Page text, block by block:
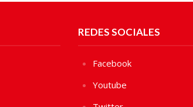
REDES SOCIALES
Facebook
Youtube